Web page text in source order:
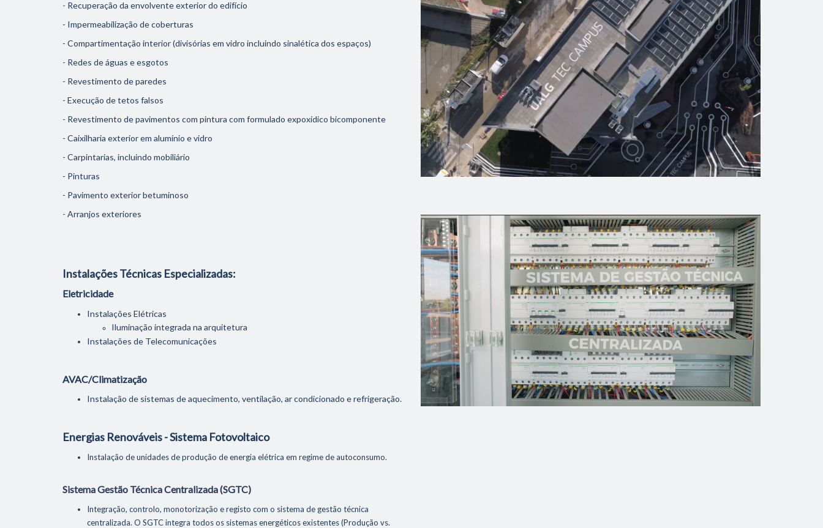
Home
A Rolear.ON
- Recuperação da envolvente exterior do edifício
- Impermeabilização de coberturas
- Compartimentação interior (divisórias em vidro incluindo sinalética dos espaços)
- Redes de águas e esgotos
- Revestimento de paredes
- Execução de tetos falsos
- Revestimento de pavimentos com pintura com formulado expoxídico bicomponente
- Caixilharia exterior em alumínio e vidro
- Carpintarias, incluindo mobiliário
- Pinturas
- Pavimento exterior betuminoso
- Arranjos exteriores
Instalações Técnicas Especializadas:
Eletricidade
Instalações Elétricas
​Iluminação integrada na arquitetura
Instalações de Telecomunicações
AVAC/Climatização
Instalação de sistemas de aquecimento, ventilação, ar condicionado e refrigeração.
Energias Renováveis - Sistema Fotovoltaico
Instalação de unidades de produção de energia elétrica em regime de autoconsumo.
Sistema Gestão Técnica Centralizada (SGTC)
Integração, controlo, monotorização e registo com o sistema de gestão técnica
centralizada. O SGTC integra todos os sistemas energéticos existentes (Produção vs.